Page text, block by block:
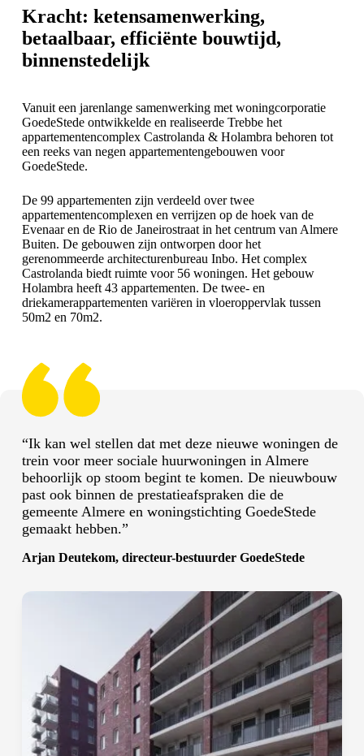
Kracht: ketensamenwerking,
betaalbaar, efficiënte bouwtijd,
binnenstedelijk
Vanuit een jarenlange samenwerking met woningcorporatie
GoedeStede ontwikkelde en realiseerde Trebbe het
appartementencomplex Castrolanda & Holambra behoren tot
een reeks van negen appartementengebouwen voor
GoedeStede.
De 99 appartementen zijn verdeeld over twee
appartementencomplexen en verrijzen op de hoek van de
Evenaar en de Rio de Janeirostraat in het centrum van Almere
Buiten. De gebouwen zijn ontworpen door het
gerenommeerde architecturenbureau Inbo. Het complex
Castrolanda biedt ruimte voor 56 woningen. Het gebouw
Holambra heeft 43 appartementen. De twee- en
driekamerappartementen variëren in vloeroppervlak tussen
50m2 en 70m2.
“Ik kan wel stellen dat met deze nieuwe woningen de
trein voor meer sociale huurwoningen in Almere
behoorlijk op stoom begint te komen. De nieuwbouw
past ook binnen de prestatieafspraken die de
gemeente Almere en woningstichting GoedeStede
gemaakt hebben.”
Arjan Deutekom, directeur-bestuurder GoedeStede